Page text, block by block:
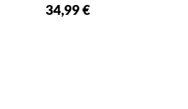
34,99 €